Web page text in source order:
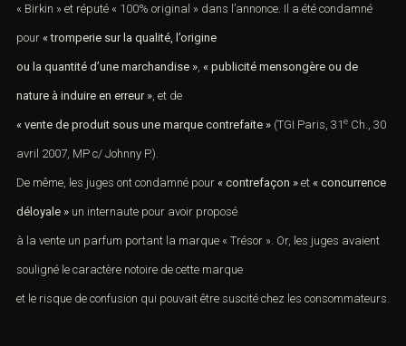
« Birkin » et réputé « 100% original » dans l’annonce. Il a été condamné
pour «tromperie sur la qualité, l’origine
ou la quantité d’une marchandise » « publicité mensongère ou de
nature à induire en erreur » , et de
« vente de produit sous une marque contrefaite » (TGI Paris, 31e Ch., 30
avril 2007, MP c/ Johnny P.).
De même, les juges ont condamné pour « contrefaçon » et « concurrence
déloyale » un internaute pour avoir proposé
à la vente un parfum portant la marque « Trésor ». Or, les juges avaient
souligné le caractère notoire de cette marque
et le risque de confusion qui pouvait être suscité chez les consommateurs.